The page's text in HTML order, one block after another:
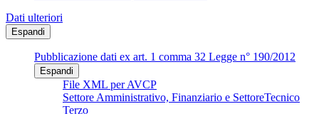
Dati ulteriori
Espandi
Pubblicazione dati ex art. 1 comma 32 Legge n° 190/2012
Espandi
File XML per AVCP
Settore Amministrativo, Finanziario e SettoreTecnico
Terzo